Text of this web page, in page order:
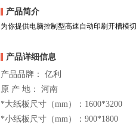
产品简介
为你提供电脑控制型高速自动印刷开槽模
产品详细信息
产品品牌： 亿利
原 产 地： 河南
*大纸板尺寸（mm）：1600*3200
*小纸板尺寸（mm）：900*1800